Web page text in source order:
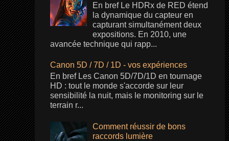
En bref Le HDRx de RED étend
la dynamique du capteur en
capturant simultanément deux
expositions. En 2010, une
avancée technique qui rapp...
Canon 5D / 7D / 1D - vos expériences
En bref Les Canon 5D/7D/1D en tournage
HD : tout le monde s'accorde sur leur
sensibilité la nuit, mais le monitoring sur le
terrain r...
Comment réussir de bons
raccords lumière